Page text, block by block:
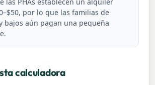
por lo que las familias de
bajos aún pagan una pequeña
calculadora